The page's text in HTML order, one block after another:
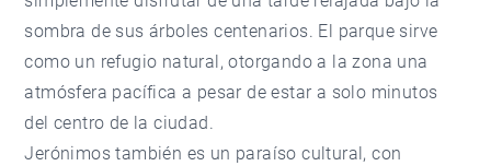
sombra de sus árboles centenarios. El parque sirve
como un refugio natural, otorgando a la zona una
atmósfera pacífica a pesar de estar a solo minutos
del centro de la ciudad.
Jerónimos también es un paraíso cultural, con